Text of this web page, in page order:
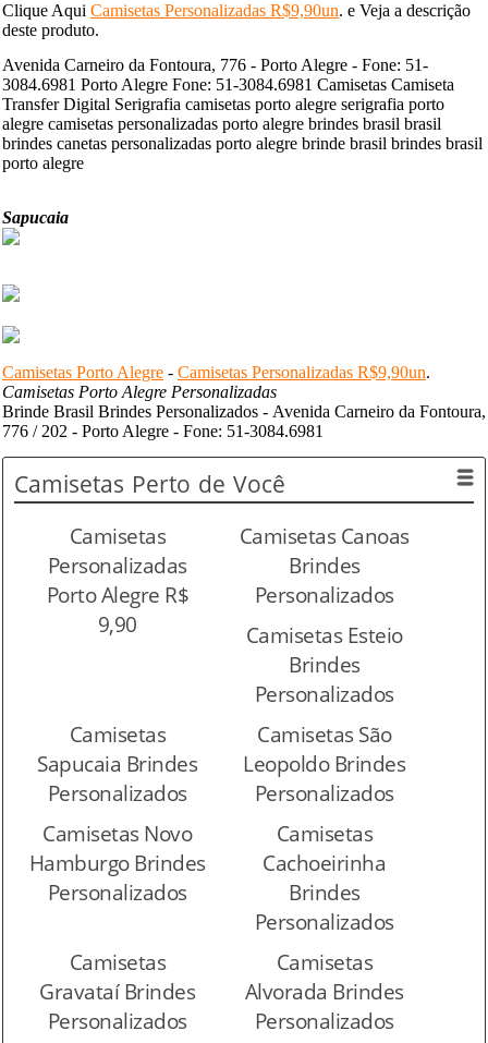
Clique Aqui Camisetas Personalizadas R$9,90un. e Veja a descrição
deste produto.
Avenida Carneiro da Fontoura, 776 - Porto Alegre - Fone: 51-
3084.6981 Porto Alegre Fone: 51-3084.6981 Camisetas Camiseta
Transfer Digital Serigrafia camisetas porto alegre serigrafia porto
alegre camisetas personalizadas porto alegre brindes brasil brasil
brindes canetas personalizadas porto alegre brinde brasil brindes brasil
porto alegre
Sapucaia
Camisetas Porto Alegre - Camisetas Personalizadas R$9,90un.
Camisetas Porto Alegre Personalizadas
Brinde Brasil Brindes Personalizados - Avenida Carneiro da Fontoura,
776 / 202 - Porto Alegre - Fone: 51-3084.6981
Camisetas Perto de Você
Camisetas
Personalizadas
Porto Alegre R$
9,90
Camisetas Canoas
Brindes
Personalizados
Camisetas Esteio
Brindes
Personalizados
Camisetas
Sapucaia Brindes
Personalizados
Camisetas São
Leopoldo Brindes
Personalizados
Camisetas Novo
Hamburgo Brindes
Personalizados
Camisetas
Cachoeirinha
Brindes
Personalizados
Camisetas
Gravataí Brindes
Personalizados
Camisetas
Alvorada Brindes
Personalizados